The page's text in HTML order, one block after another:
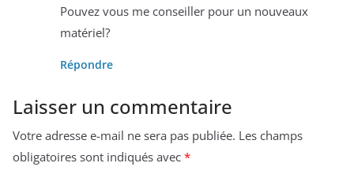
Pouvez vous me conseiller pour un nouveaux
matériel?
Répondre
Laisser un commentaire
Votre adresse e-mail ne sera pas publiée. Les champs
obligatoires sont indiqués avec *